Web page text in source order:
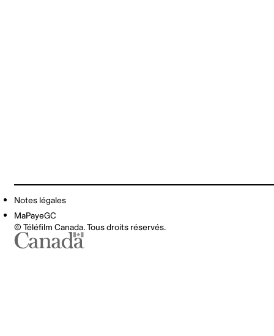
Notes légales
MaPayeGC
© Téléfilm Canada. Tous droits réservés.